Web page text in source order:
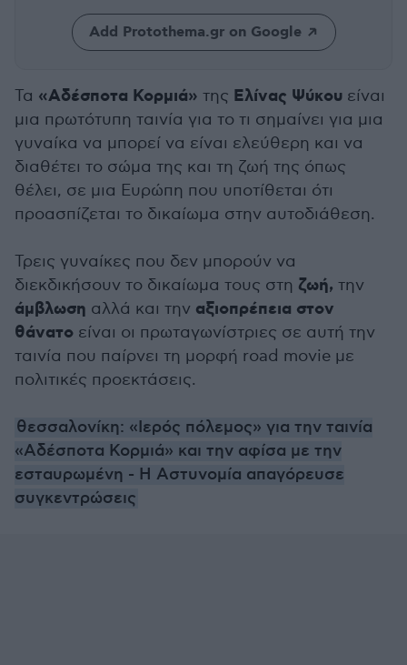
Add Protothema.gr on Google
Τα «Αδέσποτα Κορμιά» της Ελίνας Ψύκου είναι
μια πρωτότυπη ταινία για το τι σημαίνει για μια
γυναίκα να μπορεί να είναι ελεύθερη και να
διαθέτει το σώμα της και τη ζωή της όπως
θέλει, σε μια Ευρώπη που υποτίθεται ότι
προασπίζεται το δικαίωμα στην αυτοδιάθεση.
Τρεις γυναίκες που δεν μπορούν να
διεκδικήσουν το δικαίωμα τους στη ζωή, την
άμβλωση αλλά και την αξιοπρέπεια στον
θάνατο είναι οι πρωταγωνίστριες σε αυτή την
ταινία που παίρνει τη μορφή road movie με
πολιτικές προεκτάσεις.
θεσσαλονίκη: «Ιερός πόλεμος» για την ταινία
«Αδέσποτα Κορμιά» και την αφίσα με την
εσταυρωμένη - Η Αστυνομία απαγόρευσε
συγκεντρώσεις